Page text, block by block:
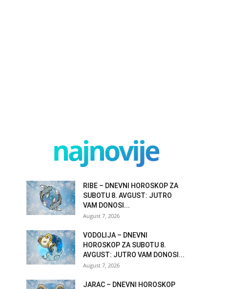
najnovije
RIBE – DNEVNI HOROSKOP ZA
SUBOTU 8. AVGUST: JUTRO
VAM DONOSI...
August 7, 2026
VODOLIJA – DNEVNI
HOROSKOP ZA SUBOTU 8.
AVGUST: JUTRO VAM DONOSI...
August 7, 2026
JARAC – DNEVNI HOROSKOP